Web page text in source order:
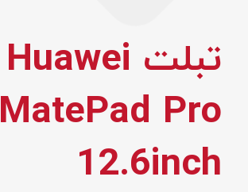
تبلت Huawei
MatePad Pro
12.6inch